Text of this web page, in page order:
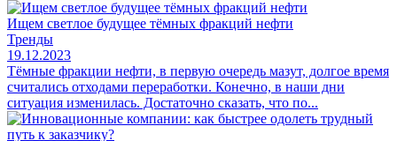
Ищем светлое будущее тёмных фракций нефти
Тренды
19.12.2023
Тёмные фракции нефти, в первую очередь мазут, долгое время
считались отходами переработки. Конечно, в наши дни
ситуация изменилась. Достаточно сказать, что по...